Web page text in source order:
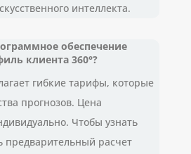
интеллекта.
обеспечение
клиента 360°?
гибкие тарифы, которые
прогнозов. Цена
Чтобы узнать
предварительный расчет